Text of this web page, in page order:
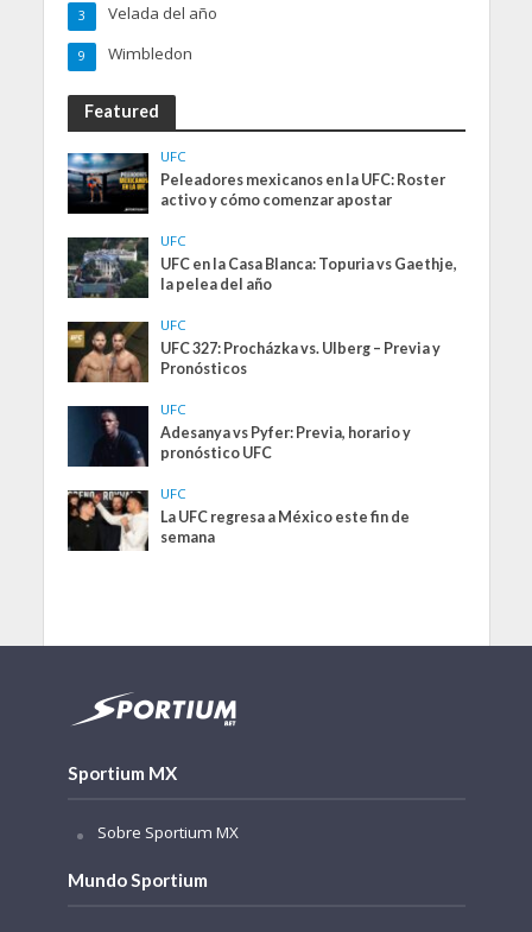
Velada del año
3
Wimbledon
9
Featured
UFC
Peleadores mexicanos en la UFC: Roster
activo y cómo comenzar apostar
UFC
UFC en la Casa Blanca: Topuria vs Gaethje,
la pelea del año
UFC
UFC 327: Procházka vs. Ulberg – Previa y
Pronósticos
UFC
Adesanya vs Pyfer: Previa, horario y
pronóstico UFC
UFC
La UFC regresa a México este fin de
semana
Sportium MX
Sobre Sportium MX
Mundo Sportium